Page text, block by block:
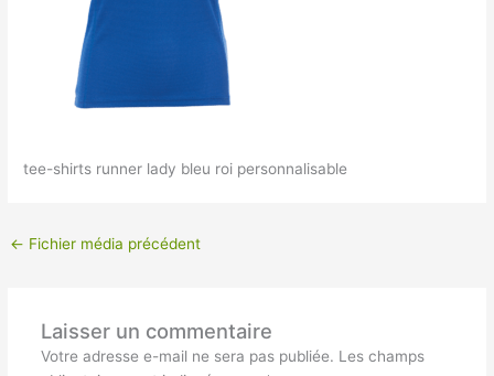
tee-shirts runner lady bleu roi personnalisable
← Fichier média précédent
Laisser un commentaire
Votre adresse e-mail ne sera pas publiée. Les champs